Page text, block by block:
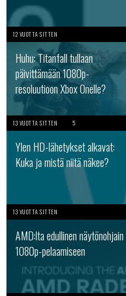
12 VUOTTA SITTEN
Huhu: Titanfall tullaan
päivittämään 1080p-
resoluutioon Xbox Onelle?
13 VUOTTA SITTEN 5
Ylen HD-lähetykset alkavat:
Kuka ja mistä niitä näkee?
13 VUOTTA SITTEN
AMD:lta edullinen näytönohjain
1080p-pelaamiseen